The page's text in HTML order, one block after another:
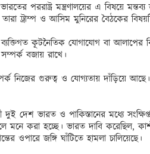
ভারতের পররাষ্ট্র মন্ত্রণালয়ের এ বিষয়ে
তারা ট্রাম্প ও আসিম মুনিরের বৈঠকের
কূটনৈতিক যোগাযোগ বা আলাপের
বজায় রাখে।
নিজের গুরুত্ব ও যোগ্যতায় দাঁড়িয়ে
দুই দেশ ভারত ও পাকিস্তানের মধ্যে
মনে করা হচ্ছে। ভারত দাবি করেছিল,
ওপারে জঙ্গি ঘাঁটিতে হামলা চালিয়েছে।